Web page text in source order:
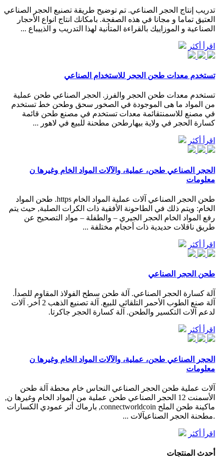
تدريب إنتاج الحجر الصناعي. تم توضيح طريقة تصنيع الحجر الصناعي
العتيق تماما و مجانا في هذه الصفحة. بامكانك انتاج انواع الأحجار
الصناعية و الموزاييك بالقراءة المتأنية لهذا التدريب و الذييباع ...
اقرأ أكثر
تستخدم معدات طحن الحجر للاستخدام الصناعي
تستخدم معدات طحن الحجر والفرز. الحجر الصناعي طحن عملية
من المواد ما هى الموجودة في الصخور سحق وطحن خط تستخدم
في مصنع للاسمنتقائمة معدات تستخدم في مصنع طحن قائمة
كسارة الحجر في ولاية بيهار طحن مطحنة للبيع في لاهور ...
اقرأ أكثر
الحجر الصناعي طحن، عملية، والآلات المواد الخام وغيرها ن
معلومات
طحن الحجر الصناعي آلات عملية المواد الخام https. طحن المواد
الخام: ويتم ذلك في الطاحونة الأفقية ذات الكرات الصلبة, حيث يتم
رفع المواد الخام الحجر الجيري – والطفلة – مواد التصحيح عن
طريق ناقلات حديدية ذات أحجام مختلفة ...
اقرأ أكثر
طحن الحجر الصناعي
آلة كسارة الحجر الصناعي. آلة طحن سطح الفولاذ المقاوم للصدأ.
آلة صنع الطوب الأحمر التلقائي للبيع. آلة تصنيع الذهب 2 آخر. آلات
لدعم آلات التكسير والطحن. آلة كسارة الحجر جاكرتا.
اقرأ أكثر
الحجر الصناعي طحن، عملية، والآلات المواد الخام وغيرها ن
معلومات
آلات عملية طحن الحجر الصناعي النحاس خام محطة آلة طحن
الأسمنت 12 الحجر الصناعي طحن عملية من المواد الخام وغيرها ن,
ماكينة طحن الملح connectworldcoin, بارماك أثر عمودي الكسارات
.مطحنة الحجر الصناعيآلات ...
اقرأ أكثر
أحدث المنتجات